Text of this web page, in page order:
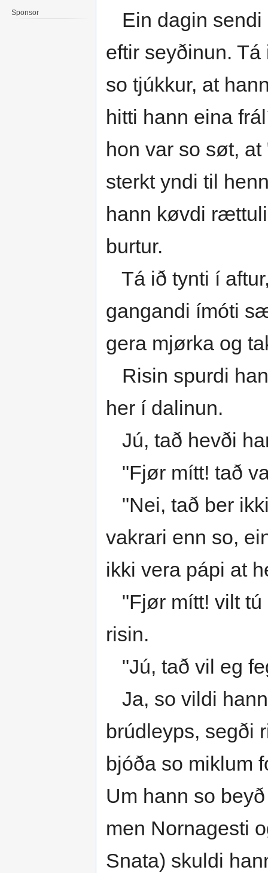
Ein dagin sendi
eftir seyðinun.
so tjúkkur, at
hitti hann eina
hon var so søt,
sterkt yndi til
hann køvdi
burtur.
Tá ið tynti í
gangandi ímóti
gera mjørka og
Risin spurdi
her í dalinun.
Jú, tað hevði
"Fjør mítt! tað
"Nei, tað ber
vakrari enn so,
ikki vera pápi at
"Fjør mítt! vilt tú
risin.
"Jú, tað vil eg
Ja, so vildi
brúdleyps, segði
bjóða so miklum
Um hann so
men Nornagesti
Snata) skuldi
Sponsor